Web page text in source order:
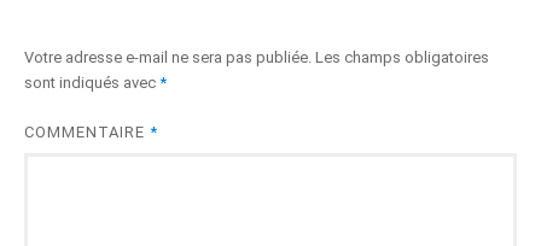
Votre adresse e-mail ne sera pas publiée. Les champs obligatoires
sont indiqués avec *
COMMENTAIRE *